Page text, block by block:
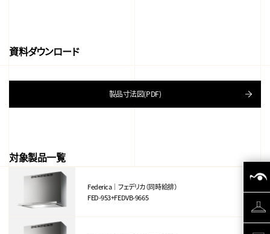
資料ダウンロード
製品寸法図(PDF)
対象製品一覧
Federica｜フェデリカ（同時給排）
FED-953+FEDVB-9665